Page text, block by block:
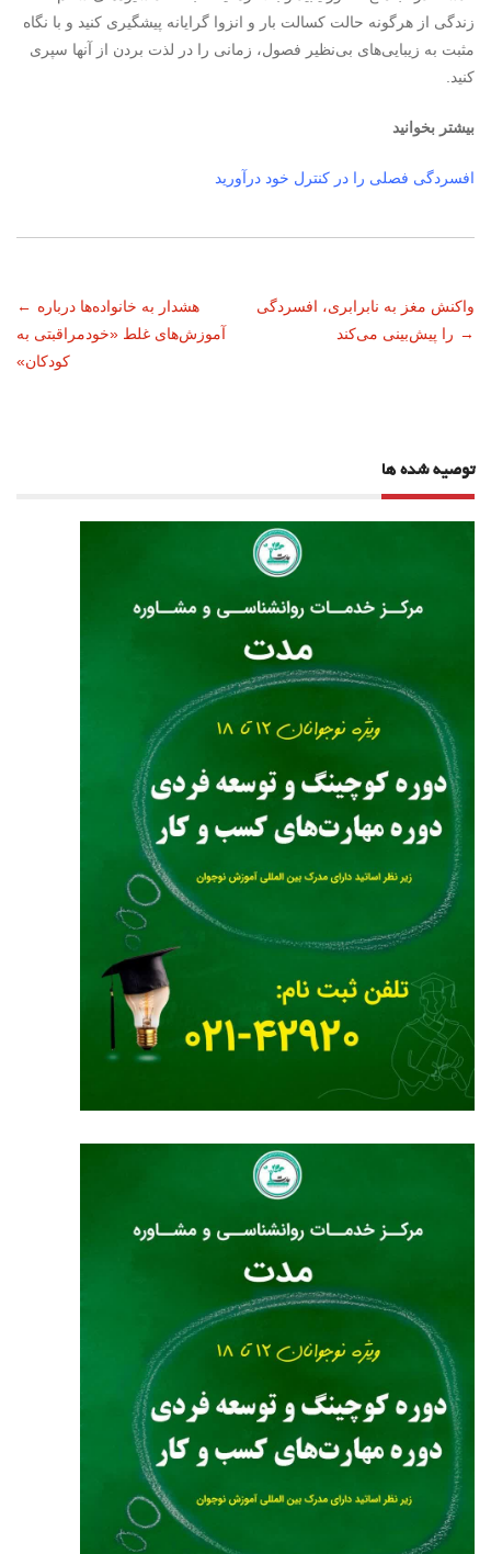
زندگی از هرگونه حالت کسالت بار و انزوا گرایانه پیشگیری کنید و با نگاه
مثبت به زیبایی‌های بی‌نظیر فصول، زمانی را در لذت بردن از آنها سپری
کنید.
بیشتر بخوانید
افسردگی فصلی را در کنترل خود درآورید
ناوبری
نوشته
← هشدار به خانواده‌ها درباره
آموزش‌های غلط «خودمراقبتی به
کودکان»
واکنش مغز به نابرابری، افسردگی
را پیش‌بینی می‌کند →
توصیه شده ها